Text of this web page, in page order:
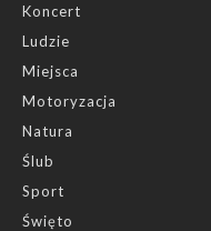
Koncert
Ludzie
Miejsca
Motoryzacja
Natura
Ślub
Sport
Święto